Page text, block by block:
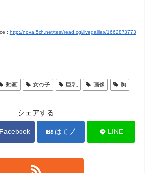
: http://nova.5ch.net/test/read.cgi/livegalileo/1662873773
動画 女の子 巨乳 画像 胸
シェアする
Facebook はてブ LINE